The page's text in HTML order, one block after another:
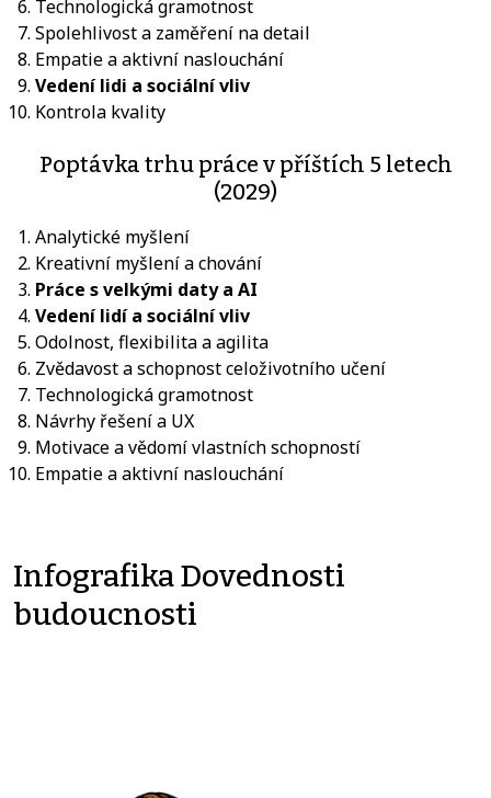
Technologická gramotnost
Spolehlivost a zaměření na detail
Empatie a aktivní naslouchání
Vedení lidi a sociální vliv
Kontrola kvality
Poptávka trhu práce v příštích 5 letech
(2029)
Analytické myšlení
Kreativní myšlení a chování
Práce s velkými daty a AI
Vedení lidí a sociální vliv
Odolnost, flexibilita a agilita
Zvědavost a schopnost celoživotního učení
Technologická gramotnost
Návrhy řešení a UX
Motivace a vědomí vlastních schopností
Empatie a aktivní naslouchání
Infografika Dovednosti
budoucnosti